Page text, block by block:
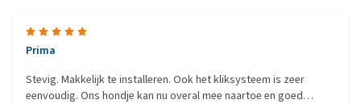
Prima
Stevig. Makkelijk te installeren. Ook het kliksysteem is zeer
eenvoudig. Ons hondje kan nu overal mee naartoe en goed